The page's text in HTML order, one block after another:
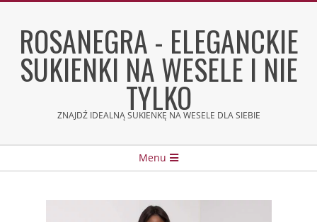
contentROSANEGRA - ELEGANCKIE
SUKIENKI NA WESELE I NIE
TYLKO
ZNAJDŹ IDEALNĄ SUKIENKĘ NA WESELE DLA SIEBIE
Menu